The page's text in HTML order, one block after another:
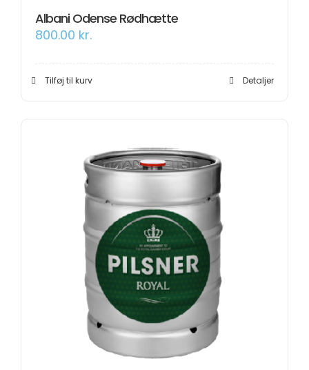
Albani Odense Rødhætte
800.00 kr.
Tilføj til kurv Detaljer